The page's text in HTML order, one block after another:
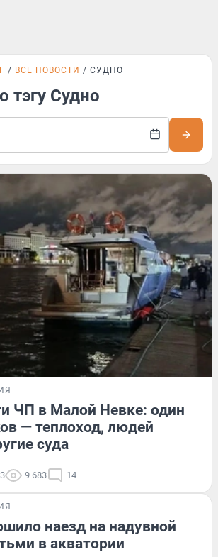
ВСЕ НОВОСТИ СУДНО
тэгу Судно
ЧП в Малой Невке: один
— теплоход, людей
суда
9 683 14
наезд на надувной
в акватории